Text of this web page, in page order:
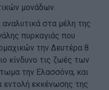
μονάδων.
στα μέλη της
πυρκαγιάς που
την Δευτέρα 8
κίνδυνο τις ζωές των
την Ελασσόνα, και
εντολή εκκένωσης της